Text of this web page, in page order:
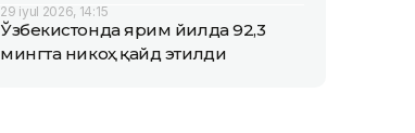
29 iyul 2026, 14:15
Ўзбекистонда ярим йилда 92,3
мингта никоҳ қайд этилди